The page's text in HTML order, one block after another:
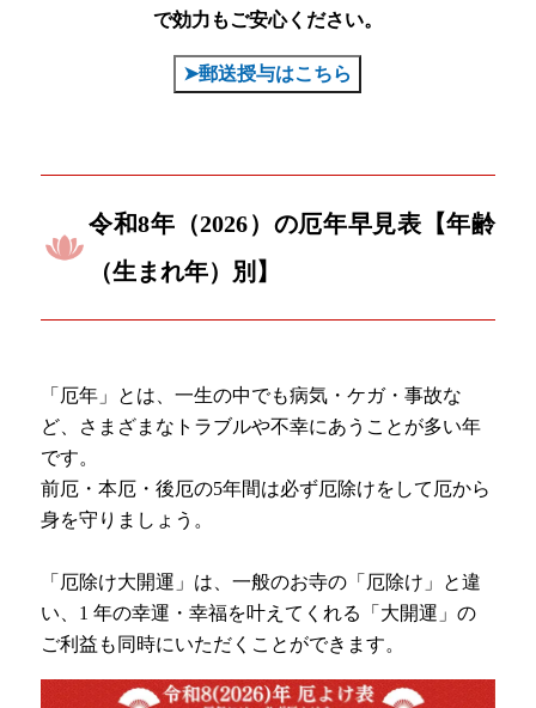
で効力もご安心ください。
➤郵送授与はこちら
令和8年（2026）の厄年早見表【年齢
（生まれ年）別】
「厄年」とは、一生の中でも病気・ケガ・事故な
ど、さまざまなトラブルや不幸にあうことが多い年
です。
前厄・本厄・後厄の5年間は必ず厄除けをして厄から
身を守りましょう。
「厄除け大開運」は、一般のお寺の「厄除け」と違
い、1 年の幸運・幸福を叶えてくれる「大開運」の
ご利益も同時にいただくことができます。